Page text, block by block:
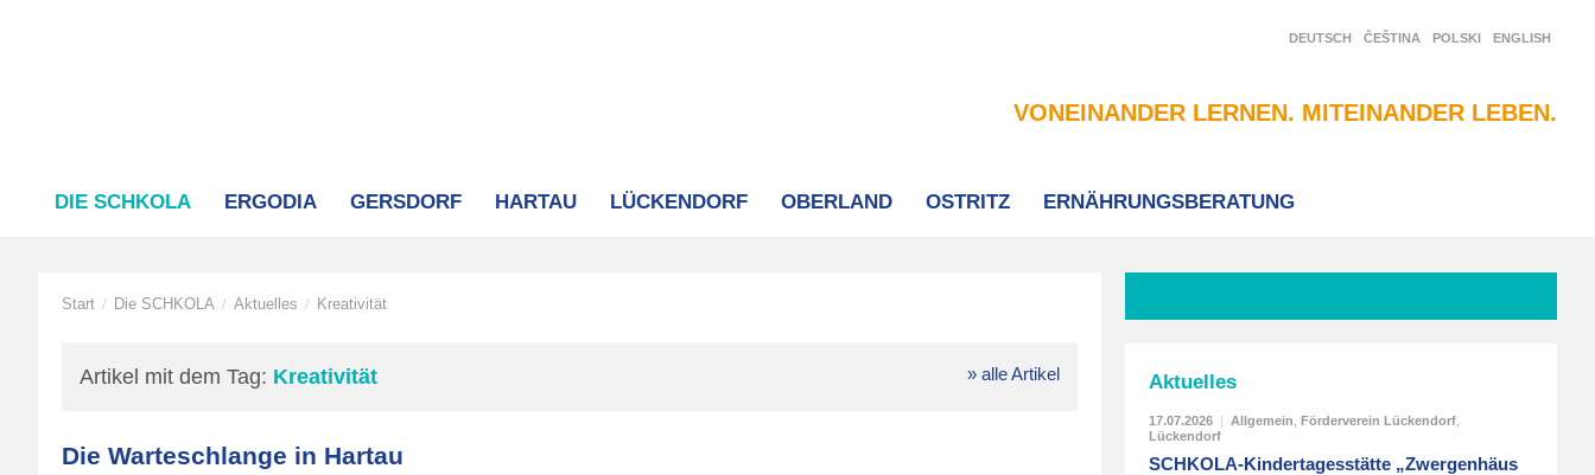
DEUTSCH ČEŠTINA POLSKI ENGLISH
VONEINANDER LERNEN. MITEINANDER LEBEN.
DIE SCHKOLA ERGODIA GERSDORF HARTAU LÜCKENDORF OBERLAND OSTRITZ ERNÄHRUNGSBERATUNG
Start / Die SCHKOLA / Aktuelles / Kreativität
Artikel mit dem Tag: Kreativität » alle Artikel
Die Warteschlange in Hartau
Aktuelles
17.07.2026 | Allgemein Förderverein Lückendorf
Lückendorf
SCHKOLA-Kindertagesstätte „Zwergenhäus